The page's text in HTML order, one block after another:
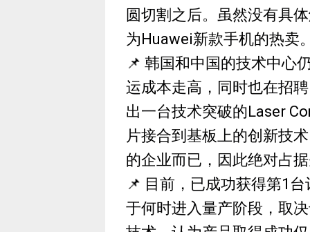
圆切割之后。虽然没有具
为Huawei新款手机的热卖。
📌 韩国和中国的技术中心
运成本走高，同时也在招
出一台技术突破的Laser
片接合到基板上的创新技
的企业而已，因此绝对占据
📌 目前，已成功获得第1
于何时进入量产阶段，取